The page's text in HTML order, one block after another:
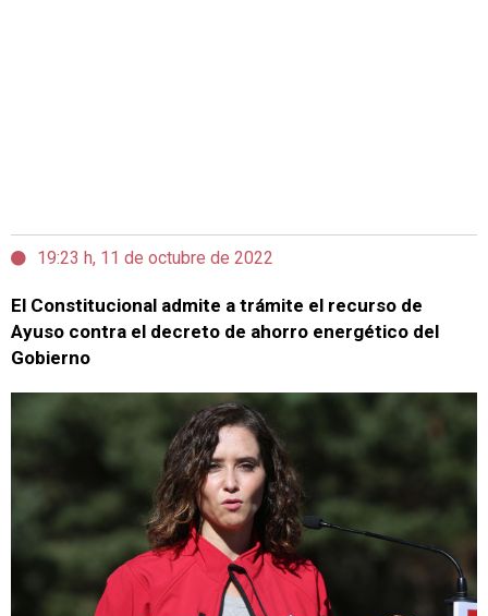
19:23 h, 11 de octubre de 2022
El Constitucional admite a trámite el recurso de
Ayuso contra el decreto de ahorro energético del
Gobierno